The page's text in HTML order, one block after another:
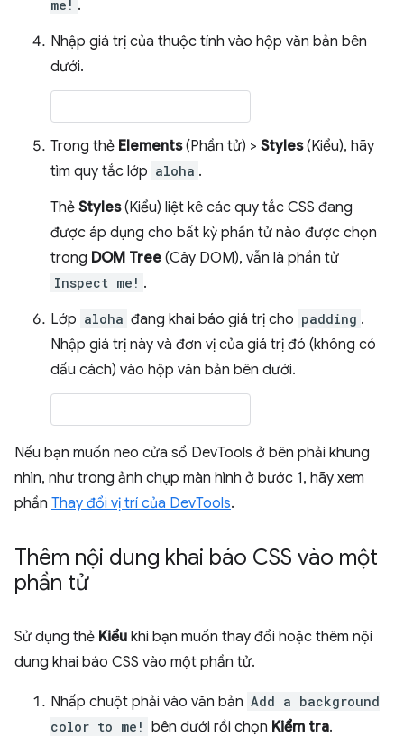
me! .
Nhập giá trị của thuộc tính vào hộp văn bản bên
dưới.
Trong thẻ Elements(Phần tử) > Styles(Kiểu), hãy
tìm quy tắc lớp aloha .
Thẻ Styles(Kiểu) liệt kê các quy tắc CSS đang
được áp dụng cho bất kỳ phần tử nào được chọn
trong DOM Tree (Cây DOM), vẫn là phần tử
Inspect me! .
Lớp aloha đang khai báo giá trị cho padding .
Nhập giá trị này và đơn vị của giá trị đó (không có
dấu cách) vào hộp văn bản bên dưới.
Nếu bạn muốn neo cửa sổ DevTools ở bên phải khung
nhìn, như trong ảnh chụp màn hình ở bước 1, hãy xem
phần Thay đổi vị trí của DevTools.
Thêm nội dung khai báo CSS vào một
phần tử
Sử dụng thẻ Kiểu khi bạn muốn thay đổi hoặc thêm nội
dung khai báo CSS vào một phần tử.
Nhấp chuột phải vào văn bản Add a background
color to me! bên dưới rồi chọn Kiểm tra.